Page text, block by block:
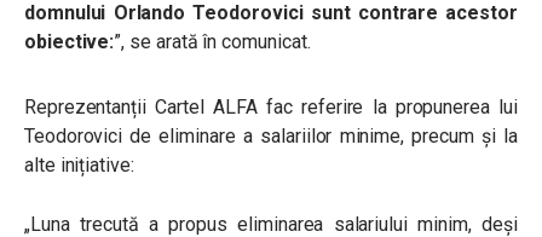
domnului Orlando Teodorovici sunt contrare acestor
obiective:”, se arată în comunicat.
Reprezentanții Cartel ALFA fac referire la propunerea lui
Teodorovici de eliminare a salariilor minime, precum și la
alte inițiative:
„Luna trecută a propus eliminarea salariului minim, deși